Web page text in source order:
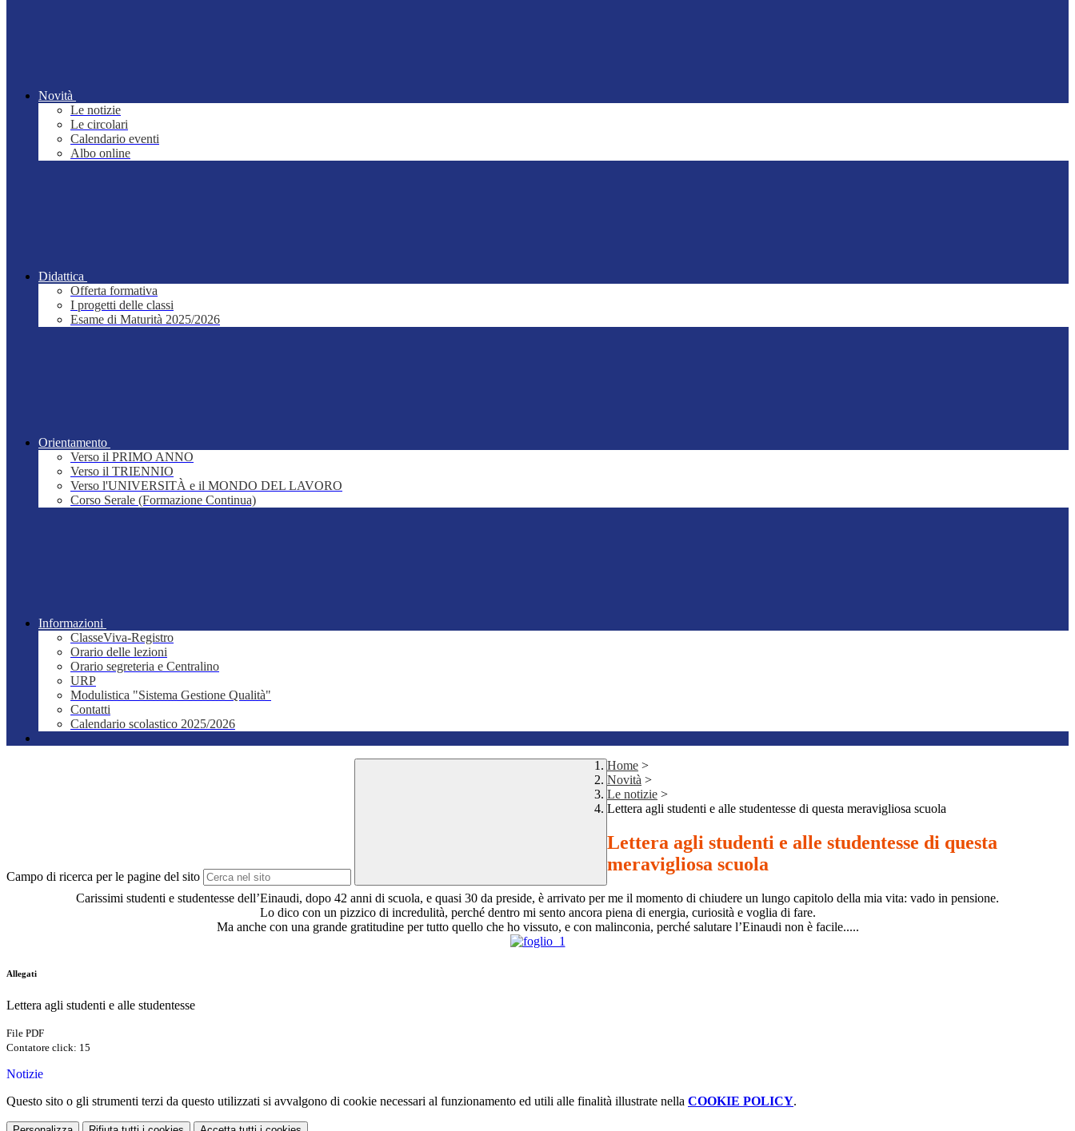
Novità
Le notizie
Le circolari
Calendario eventi
Albo online
Didattica
Offerta formativa
I progetti delle classi
Esame di Maturità 2025/2026
Orientamento
Verso il PRIMO ANNO
Verso il TRIENNIO
Verso l'UNIVERSITÀ e il MONDO DEL LAVORO
Corso Serale (Formazione Continua)
Informazioni
ClasseViva-Registro
Orario delle lezioni
Orario segreteria e Centralino
URP
Modulistica "Sistema Gestione Qualità"
Contatti
Calendario scolastico 2025/2026
Campo di ricerca per le pagine del sito
Home >
Novità >
Le notizie >
Lettera agli studenti e alle studentesse di questa meravigliosa scuola
Lettera agli studenti e alle studentesse di questa
meravigliosa scuola
Carissimi studenti e studentesse dell’Einaudi, dopo 42 anni di scuola, e quasi 30 da preside, è arrivato per me il momento di chiudere un lungo capitolo della mia vita: vado in pensione.
Lo dico con un pizzico di incredulità, perché dentro mi sento ancora piena di energia, curiosità e voglia di fare.
Ma anche con una grande gratitudine per tutto quello che ho vissuto, e con malinconia, perché salutare l’Einaudi non è facile.....
Allegati
Lettera agli studenti e alle studentesse
File PDF
Contatore click: 15
Notizie
Questo sito o gli strumenti terzi da questo utilizzati si avvalgono di cookie necessari al funzionamento ed utili alle finalità illustrate nella COOKIE POLICY.